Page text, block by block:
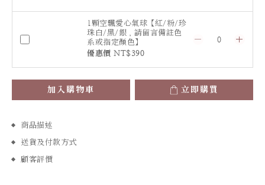
1顆空飄愛心氣球【紅/粉/珍
珠白/黑/銀，請留言備註色
系或指定顏色】
優惠價 NT$390
加入購物車 立即購買
商品描述
送貨及付款方式
顧客評價